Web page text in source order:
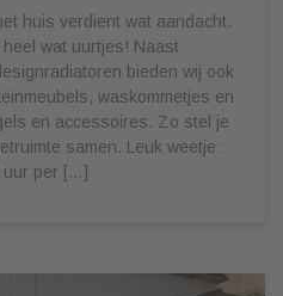
huis verdient wat aandacht.
wat uurtjes! Naast
bieden wij ook
waskommetjes en
en accessoires. Zo stel je
samen. Leuk weetje:
uur per […]